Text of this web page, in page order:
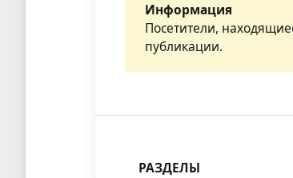
Информация
Посетители,
публикации.
РАЗДЕЛЫ